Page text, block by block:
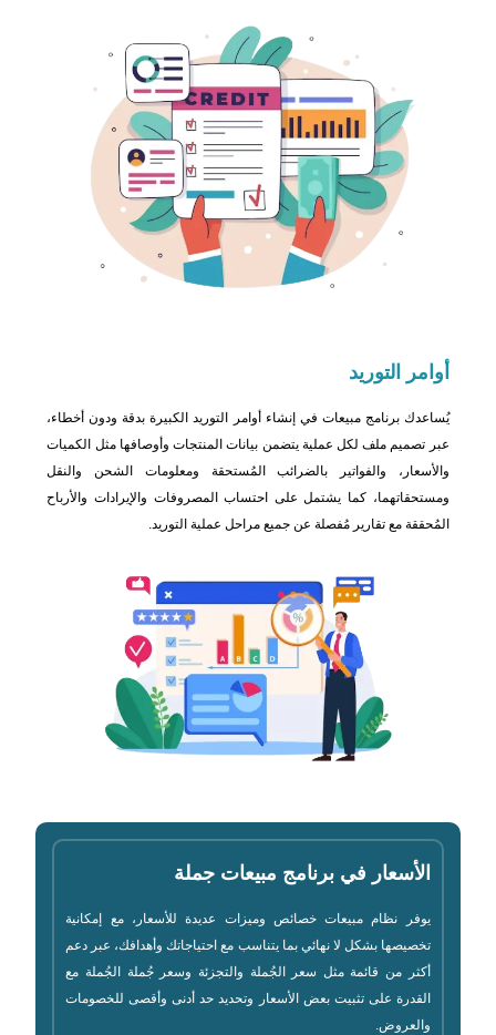
أوامر التوريد
يُساعدك برنامج مبيعات في إنشاء أوامر التوريد الكبيرة بدقة ودون أخطاء،
عبر تصميم ملف لكل عملية يتضمن بيانات المنتجات وأوصافها مثل الكميات
والأسعار، والفواتير بالضرائب المُستحقة ومعلومات الشحن والنقل
ومستحقاتهما، كما يشتمل على احتساب المصروفات والإيرادات والأرباح
المُحققة مع تقارير مُفصلة عن جميع مراحل عملية التوريد.
الأسعار في برنامج مبيعات جملة
يوفر نظام مبيعات خصائص وميزات عديدة للأسعار، مع إمكانية
تخصيصها بشكل لا نهائي بما يتناسب مع احتياجاتك وأهدافك، عبر دعم
أكثر من قائمة مثل سعر الجُملة والتجزئة وسعر جُملة الجُملة مع
القدرة على تثبيت بعض الأسعار وتحديد حد أدنى وأقصى للخصومات
والعروض.